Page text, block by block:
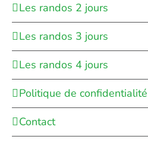
Les randos 2 jours
Les randos 3 jours
Les randos 4 jours
Politique de confidentialité
Contact